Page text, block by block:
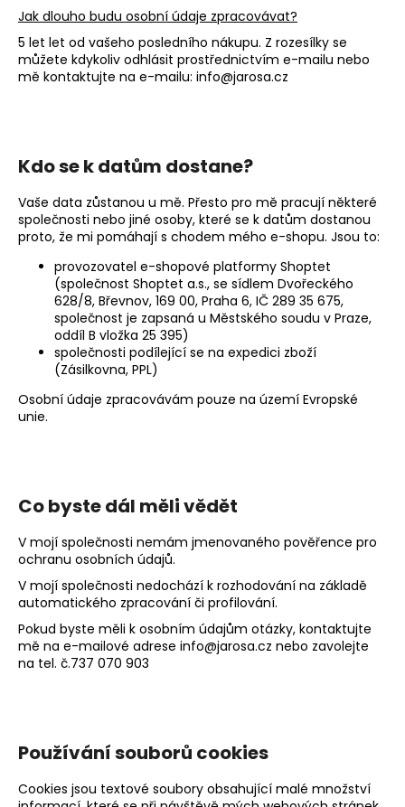
Jak dlouho budu osobní údaje zpracovávat?
5 let let od vašeho posledního nákupu. Z rozesílky se
můžete kdykoliv odhlásit prostřednictvím e-mailu nebo
mě kontaktujte na e-mailu: info@jarosa.cz
Kdo se k datům dostane?
Vaše data zůstanou u mě. Přesto pro mě pracují některé
společnosti nebo jiné osoby, které se k datům dostanou
proto, že mi pomáhají s chodem mého e-shopu. Jsou to:
provozovatel e-shopové platformy Shoptet
(společnost Shoptet a.s., se sídlem Dvořeckého
628/8, Břevnov, 169 00, Praha 6, IČ 289 35 675,
společnost je zapsaná u Městského soudu v Praze,
oddíl B vložka 25 395)
společnosti podílející se na expedici zboží
(Zásilkovna, PPL)
Osobní údaje zpracovávám pouze na území Evropské
unie.
Co byste dál měli vědět
V mojí společnosti nemám jmenovaného pověřence pro
ochranu osobních údajů.
V mojí společnosti nedochází k rozhodování na základě
automatického zpracování či profilování.
Pokud byste měli k osobním údajům otázky, kontaktujte
mě na e-mailové adrese info@jarosa.cz nebo zavolejte
na tel. č.737 070 903
Používání souborů cookies
Cookies jsou textové soubory obsahující malé množství